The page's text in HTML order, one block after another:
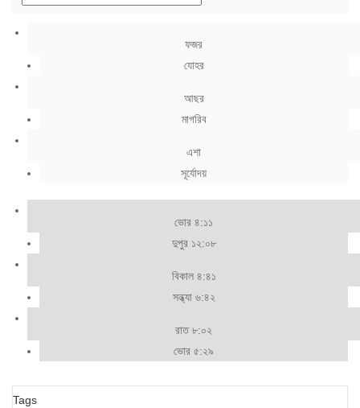
ফজর
যোহর
আছর
মাগরিব
এশা
সূর্যোদয়
ভোর ৪:১১
দুপুর ১২:০৮
বিকাল ৪:৪১
সন্ধ্যা ৬:৪২
রাত ৮:০২
ভোর ৫:২৯
Tags